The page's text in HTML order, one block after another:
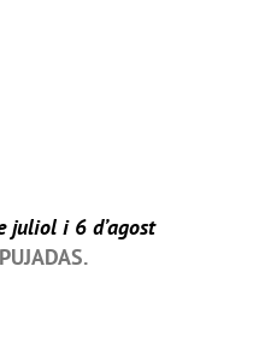
juliol i 6 d’agost